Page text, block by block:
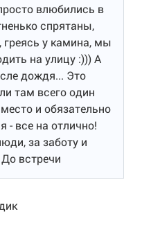
влюбились в
спрятаны,
греясь у камина, мы
на улицу :))) А
дождя... Это
там всего один
и обязательно
- все на отлично!
за заботу и
встречи